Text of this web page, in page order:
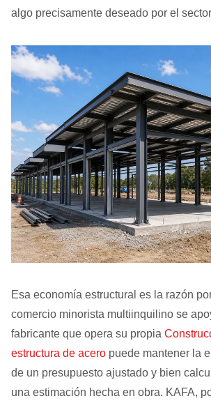
algo precisamente deseado por el
Esa economía estructural es la razón
comercio minorista multiinquilino se
fabricante que opera su propia
estructura de acero puede mantener la
de un presupuesto ajustado y bien
una estimación hecha en obra. KAFA,